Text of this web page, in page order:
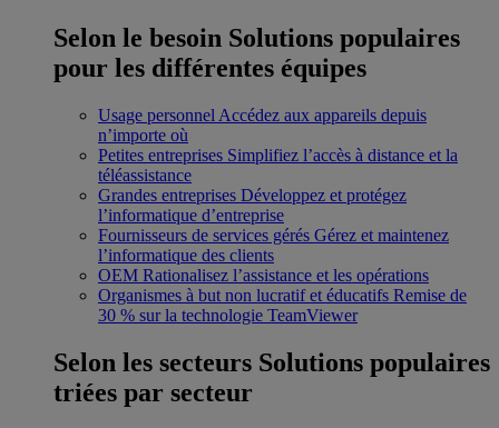
Selon le besoin Solutions populaires
pour les différentes équipes
Usage personnel Accédez aux appareils depuis
n’importe où
Petites entreprises Simplifiez l’accès à distance et la
téléassistance
Grandes entreprises Développez et protégez
l’informatique d’entreprise
Fournisseurs de services gérés Gérez et maintenez
l’informatique des clients
OEM Rationalisez l’assistance et les opérations
Organismes à but non lucratif et éducatifs Remise de
30 % sur la technologie TeamViewer
Selon les secteurs Solutions populaires
triées par secteur